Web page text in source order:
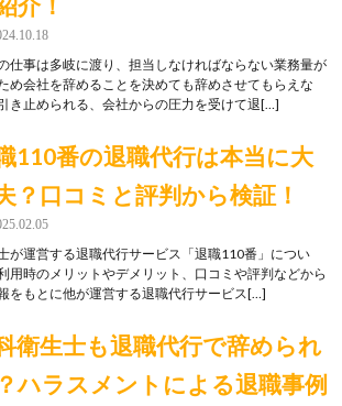
仕事は多岐に渡り、担当しなければならない業務量が
め会社を辞めることを決めても辞めさせてもらえな
き止められる、会社からの圧力を受けて退[…]
110番の退職代行は本当に大
？口コミと評判から検証！
が運営する退職代行サービス「退職110番」につい
用時のメリットやデメリット、口コミや評判などから
をもとに他が運営する退職代行サービス[…]
衛生士も退職代行で辞められ
ハラスメントによる退職事例